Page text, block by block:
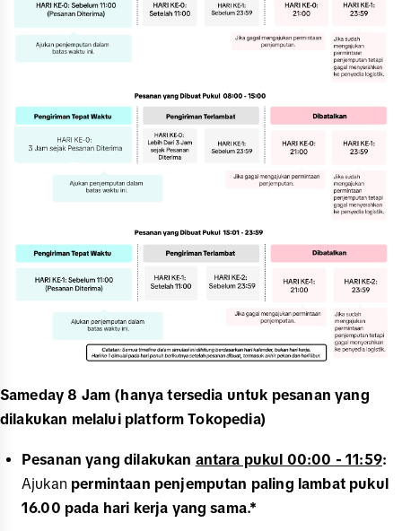
Sameday 8 Jam (hanya tersedia untuk pesanan yang
dilakukan melalui platform Tokopedia)
Pesanan yang dilakukan antara pukul 00:00 - 11:59:
Ajukan permintaan penjemputan paling lambat pukul
16.00 pada hari kerja yang sama.*